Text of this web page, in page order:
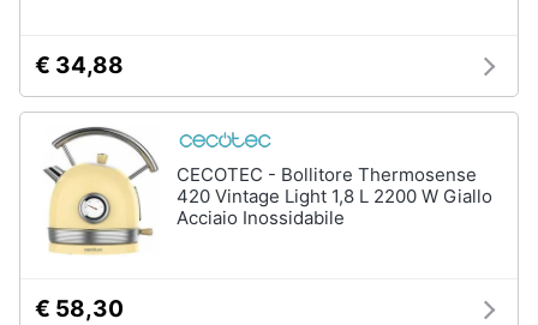
€ 34,88
CECOTEC - Bollitore Thermosense
420 Vintage Light 1,8 L 2200 W Giallo
Acciaio Inossidabile
€ 58,30